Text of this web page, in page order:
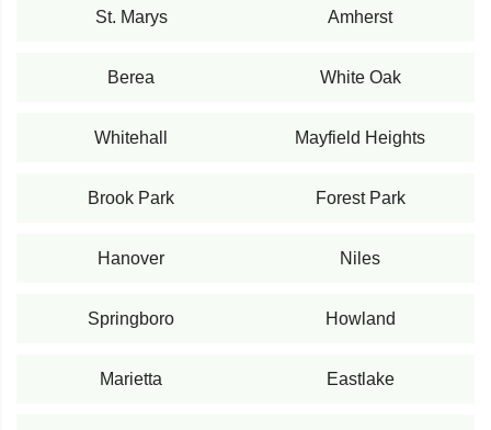
St. Marys Amherst
Berea White Oak
Whitehall Mayfield Heights
Brook Park Forest Park
Hanover Niles
Springboro Howland
Marietta Eastlake